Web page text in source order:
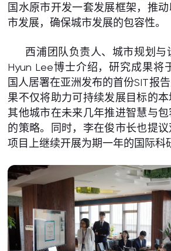
国水原市开发一套发展框架，推
市发展，确保城市发展的包容性。
西浦团队负责人、城市规划与
Hyun Lee博士介绍，研究成果将
国人居署在亚洲发布的首份SIT报
果不仅将助力可持续发展目标的
其他城市在未来几年推进智慧与
的策略。同时，李在俊市长也提
项目上继续开展为期一年的国际科